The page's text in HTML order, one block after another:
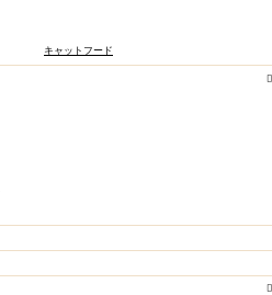
キャットフード